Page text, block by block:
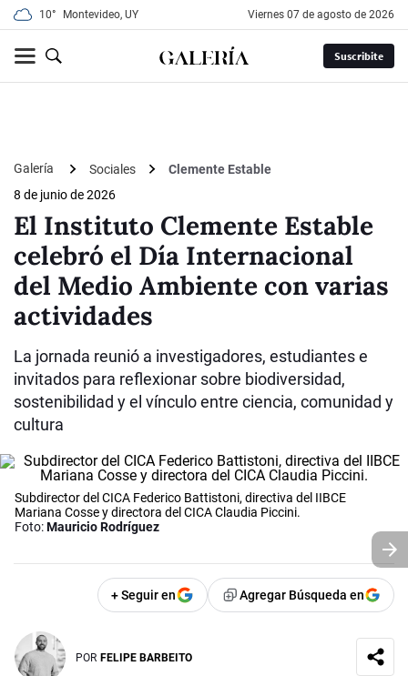
10° Montevideo, UY viernes 07 de agosto de 2026
Suscribite
Galería Sociales
Clemente Estable
8 de junio de 2026
El Instituto Clemente Estable
celebró el Día Internacional
del Medio Ambiente con varias
actividades
La jornada reunió a investigadores, estudiantes e
invitados para reflexionar sobre biodiversidad,
sostenibilidad y el vínculo entre ciencia, comunidad y
cultura
Subdirector del CICA Federico Battistoni, directiva del IIBCE
Mariana Cosse y directora del CICA Claudia Piccini.
Foto:Mauricio Rodríguez
+ Seguir en Agregar Búsqueda en
POR FELIPE BARBEITO